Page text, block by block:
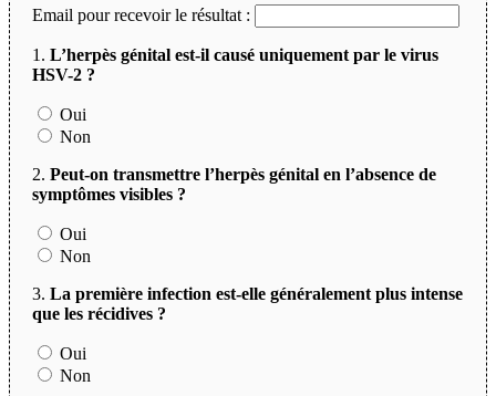
Email pour recevoir le résultat :
1. L’herpès génital est-il causé uniquement par le virus
HSV-2 ?
Oui
Non
2. Peut-on transmettre l’herpès génital en l’absence de
symptômes visibles ?
Oui
Non
3. La première infection est-elle généralement plus intense
que les récidives ?
Oui
Non